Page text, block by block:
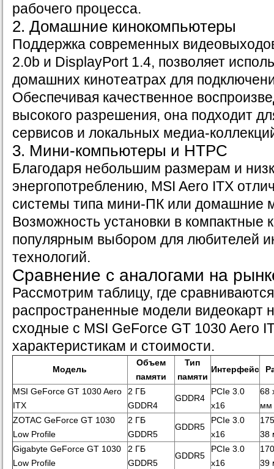
рабочего процесса.
2. Домашние кинокомпьютеры
Поддержка современных
2.0b и DisplayPort 1.4, позволяет
домашних кинотеатрах для
Обеспечивая качественное
высокого разрешения, она подходит
сервисов и локальных медиа-
3. Мини-компьютеры и HTPC
Благодаря небольшим размерам и
энергопотреблению, MSI Aero ITX
системы типа мини-ПК или домашние
Возможность установки в компактные
популярным выбором для любителей
технологий.
Сравнение с аналогами на
Рассмотрим таблицу, где
распространенные модели видеокарт
сходные с MSI GeForce GT 1030 Aero
характеристикам и стоимости.
Модель
Объем
памяти
Тип
памяти
Интерфейс
MSI GeForce GT 1030 Aero
ITX
2 ГБ
GDDR4
GDDR4
PCIe 3.0
x16
68
мм
ZOTAC GeForce GT 1030
Low Profile
2 ГБ
GDDR5
GDDR5
PCIe 3.0
x16
38
Gigabyte GeForce GT 1030
Low Profile
2 ГБ
GDDR5
GDDR5
PCIe 3.0
x16
39